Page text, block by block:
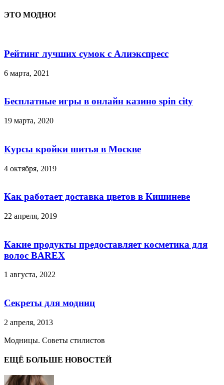
ЭТО МОДНО!
Рейтинг лучших сумок с Алиэкспресс
6 марта, 2021
Бесплатные игры в онлайн казино spin city
19 марта, 2020
Курсы кройки шитья в Москве
4 октября, 2019
Как работает доставка цветов в Кишиневе
22 апреля, 2019
Какие продукты предоставляет косметика для
волос BAREX
1 августа, 2022
Секреты для модниц
2 апреля, 2013
Модницы. Советы стилистов
ЕЩЁ БОЛЬШЕ НОВОСТЕЙ